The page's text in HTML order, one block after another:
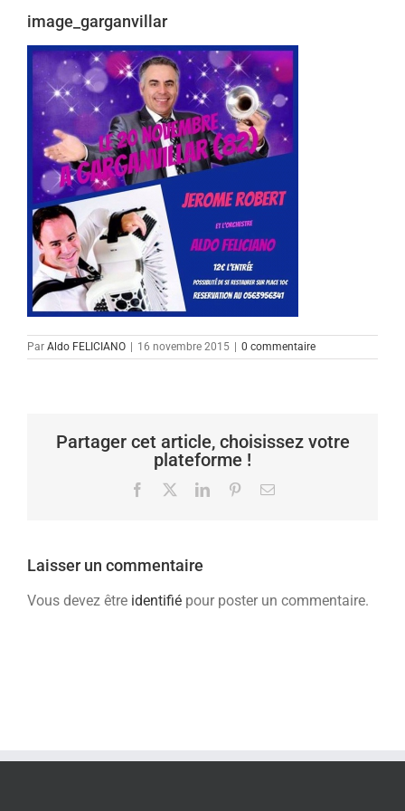
image_garganvillar
Par Aldo FELICIANO | 16 novembre 2015 | 0 commentaire
Partager cet article, choisissez votre
plateforme !
Facebook LinkedInPinterestEmail
Laisser un commentaire
Vous devez être identifié pour poster un commentaire.